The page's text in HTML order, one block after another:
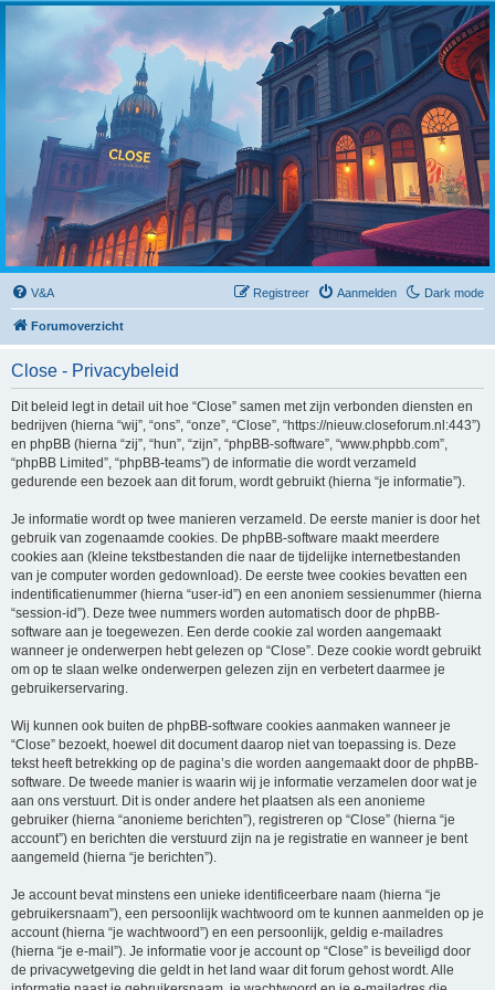
Dark mode
V&A Aanmelden
Registreer
Forumoverzicht
Close - Privacybeleid
Dit beleid legt in detail uit hoe “Close” samen met zijn verbonden diensten en
bedrijven (hierna “wij”, “ons”, “onze”, “Close”, “https://nieuw.closeforum.nl:443”)
en phpBB (hierna “zij”, “hun”, “zijn”, “phpBB-software”, “www.phpbb.com”,
“phpBB Limited”, “phpBB-teams”) de informatie die wordt verzameld
gedurende een bezoek aan dit forum, wordt gebruikt (hierna “je informatie”).
Je informatie wordt op twee manieren verzameld. De eerste manier is door het
gebruik van zogenaamde cookies. De phpBB-software maakt meerdere
cookies aan (kleine tekstbestanden die naar de tijdelijke internetbestanden
van je computer worden gedownload). De eerste twee cookies bevatten een
indentificatienummer (hierna “user-id”) en een anoniem sessienummer (hierna
“session-id”). Deze twee nummers worden automatisch door de phpBB-
software aan je toegewezen. Een derde cookie zal worden aangemaakt
wanneer je onderwerpen hebt gelezen op “Close”. Deze cookie wordt gebruikt
om op te slaan welke onderwerpen gelezen zijn en verbetert daarmee je
gebruikerservaring.
Wij kunnen ook buiten de phpBB-software cookies aanmaken wanneer je
“Close” bezoekt, hoewel dit document daarop niet van toepassing is. Deze
tekst heeft betrekking op de pagina’s die worden aangemaakt door de phpBB-
software. De tweede manier is waarin wij je informatie verzamelen door wat je
aan ons verstuurt. Dit is onder andere het plaatsen als een anonieme
gebruiker (hierna “anonieme berichten”), registreren op “Close” (hierna “je
account”) en berichten die verstuurd zijn na je registratie en wanneer je bent
aangemeld (hierna “je berichten”).
Je account bevat minstens een unieke identificeerbare naam (hierna “je
gebruikersnaam”), een persoonlijk wachtwoord om te kunnen aanmelden op je
account (hierna “je wachtwoord”) en een persoonlijk, geldig e-mailadres
(hierna “je e-mail”). Je informatie voor je account op “Close” is beveiligd door
de privacywetgeving die geldt in het land waar dit forum gehost wordt. Alle